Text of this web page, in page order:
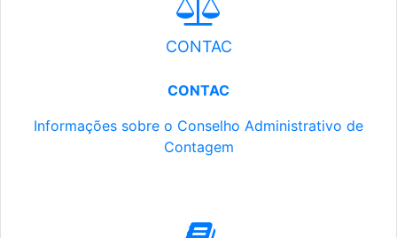
CONTAC
CONTAC
Informações sobre o Conselho Administrativo de
Contagem